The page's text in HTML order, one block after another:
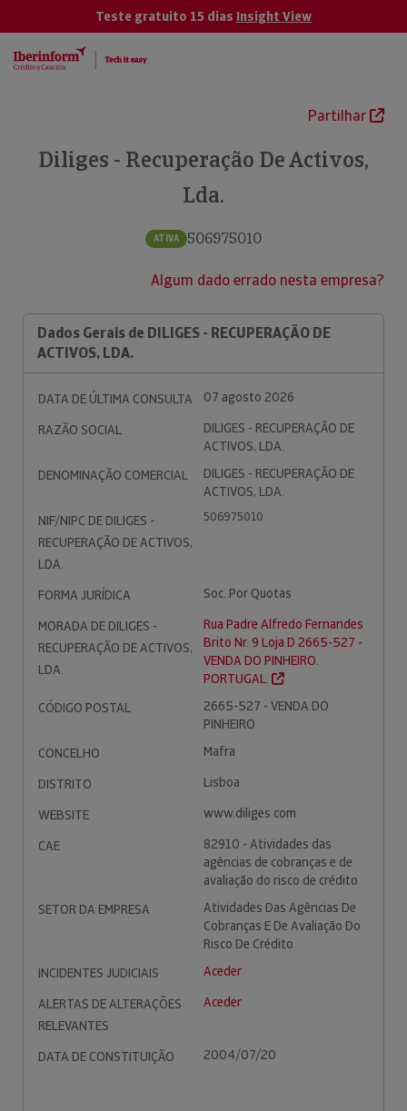
Teste gratuito 15 dias Insight View
Partilhar
Diliges - Recuperação De Activos,
Lda.
ATIVA 506975010
Algum dado errado nesta empresa?
Dados Gerais de DILIGES - RECUPERAÇÃO DE
ACTIVOS, LDA.
DATA DE ÚLTIMA CONSULTA
07 agosto 2026
RAZÃO SOCIAL
DILIGES - RECUPERAÇÃO DE
ACTIVOS, LDA.
DENOMINAÇÃO COMERCIAL
DILIGES - RECUPERAÇÃO DE
ACTIVOS, LDA.
NIF/NIPC DE DILIGES -
RECUPERAÇÃO DE ACTIVOS,
LDA.
506975010
FORMA JURÍDICA
Soc. Por Quotas
MORADA DE DILIGES -
RECUPERAÇÃO DE ACTIVOS,
LDA.
Rua Padre Alfredo Fernandes
Brito Nr. 9 Loja D 2665-527 -
VENDA DO PINHEIRO.
PORTUGAL.
CÓDIGO POSTAL
2665-527 - VENDA DO
PINHEIRO
CONCELHO
Mafra
DISTRITO
Lisboa
WEBSITE
www.diliges.com
CAE
82910 - Atividades das
agências de cobranças e de
avaliação do risco de crédito
SETOR DA EMPRESA
Atividades Das Agências De
Cobranças E De Avaliação Do
Risco De Crédito
INCIDENTES JUDICIAIS
Aceder
ALERTAS DE ALTERAÇÕES
RELEVANTES
Aceder
DATA DE CONSTITUIÇÃO 2004/07/20